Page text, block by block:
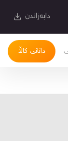
دابەزاندن
دانانی کاڵا